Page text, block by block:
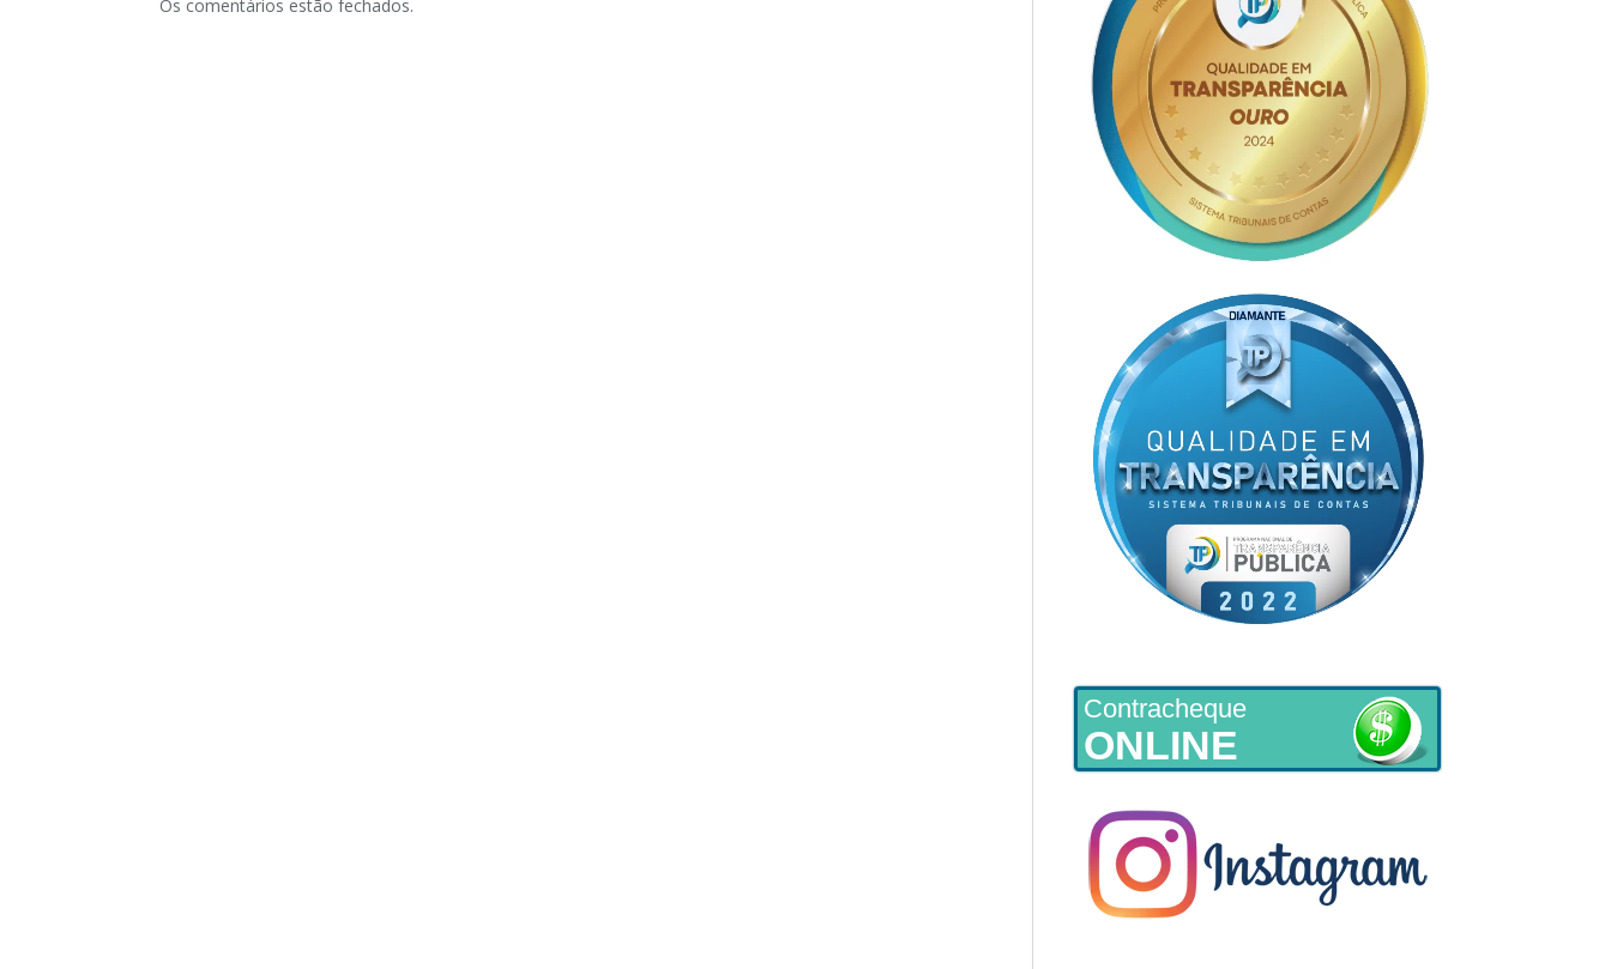
Os comentários estão fechados.
Contracheque
ONLINE